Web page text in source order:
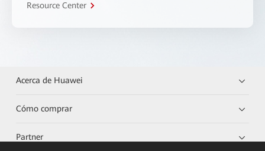
Resource Center
Acerca de Huawei
Cómo comprar
Partner